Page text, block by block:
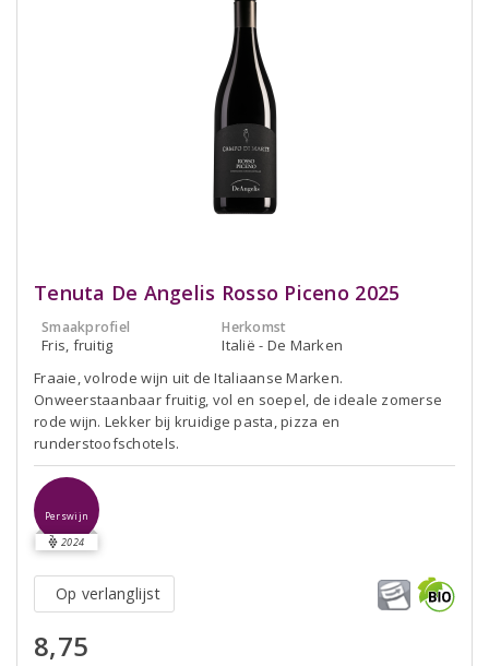
Tenuta De Angelis Rosso Piceno 2025
Smaakprofiel
Fris, fruitig
Herkomst
Italië - De Marken
Fraaie, volrode wijn uit de Italiaanse Marken.
Onweerstaanbaar fruitig, vol en soepel, de ideale zomerse
rode wijn. Lekker bij kruidige pasta, pizza en
runderstoofschotels.
Perswijn
2024
Op verlanglijst
8,75